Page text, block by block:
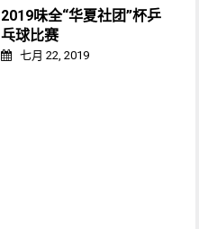
2019味全“华夏社团”杯乒
乓球比赛
七月 22, 2019